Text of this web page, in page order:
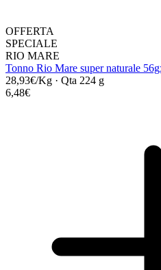
OFFERTA
SPECIALE
RIO MARE
Tonno Rio Mare super naturale
28,93€/Kg · Qta 224 g
6,48€